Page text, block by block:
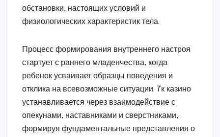
обстановки, настоящих условий и
физиологических характеристик тела.
Процесс формирования внутреннего настроя
стартует с раннего младенчества, когда
ребенок усваивает образцы поведения и
отклика на всевозможные ситуации. 7к казино
устанавливается через взаимодействие с
опекунами, наставниками и сверстниками,
формируя фундаментальные представления о